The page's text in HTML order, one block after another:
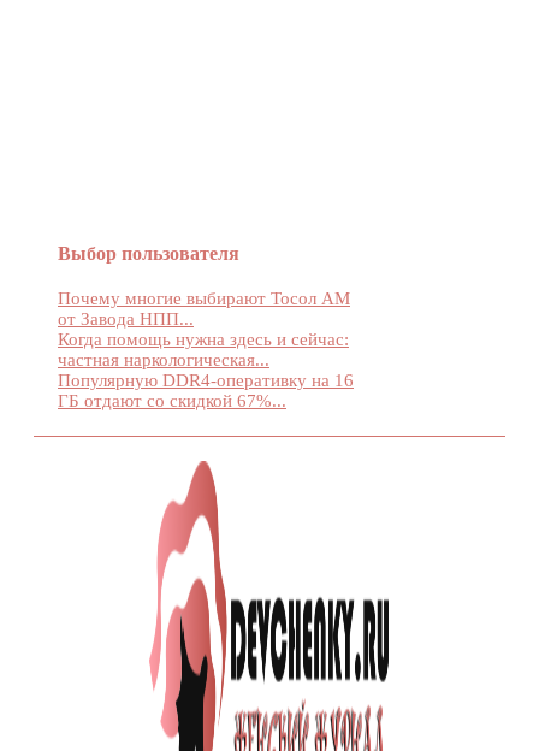
Выбор пользователя
Почему многие выбирают Тосол АМ
от Завода НПП...
Когда помощь нужна здесь и сейчас:
частная наркологическая...
Популярную DDR4-оперативку на 16
ГБ отдают со скидкой 67%...